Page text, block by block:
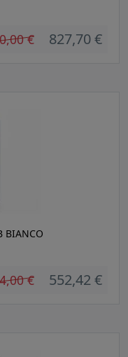
€ 827,70 €
BIANCO
€ 552,42 €